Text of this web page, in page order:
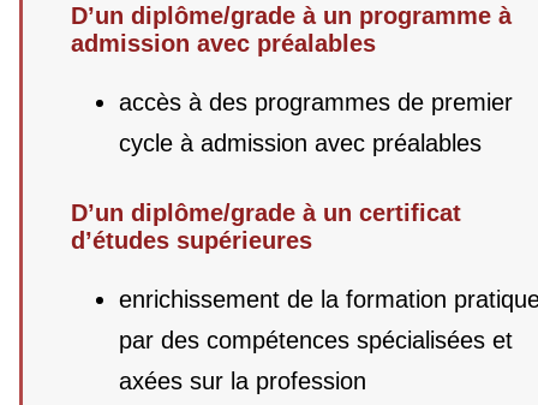
D’un diplôme/grade à un programme à
admission avec préalables
accès à des programmes de premier
cycle à admission avec préalables
D’un diplôme/grade à un certificat
d’études supérieures
enrichissement de la formation
par des compétences spécialisées et
axées sur la profession